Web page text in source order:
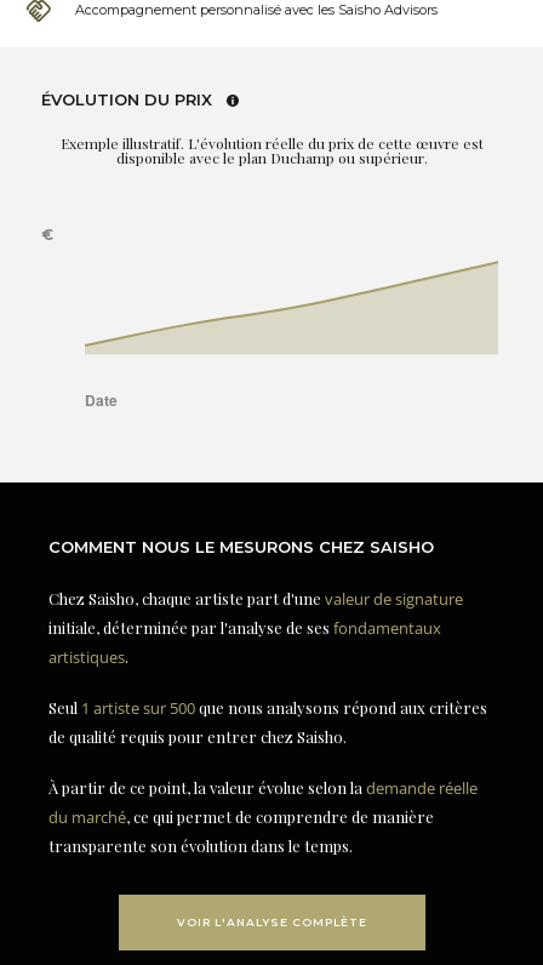
Accompagnement personnalisé avec les Saisho Advisors
ÉVOLUTION DU PRIX
Exemple illustratif. L'évolution réelle du prix de cette œuvre est
disponible avec le plan Duchamp ou supérieur.
COMMENT NOUS LE MESURONS CHEZ SAISHO
Chez Saisho, chaque artiste part d'une valeur de signature
initiale, déterminée par l'analyse de ses fondamentaux
artistiques.
Seul 1 artiste sur 500que nous analysons répond aux critères
de qualité requis pour entrer chez Saisho.
À partir de ce point, la valeur évolue selon la demande réelle
du marché, ce qui permet de comprendre de manière
transparente son évolution dans le temps.
VOIR L'ANALYSE COMPLÈTE